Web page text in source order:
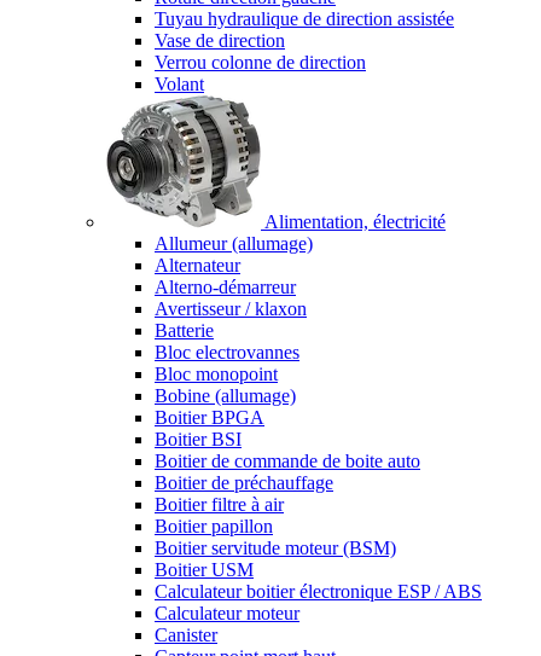
Tuyau hydraulique de direction assistée
Vase de direction
Verrou colonne de direction
Volant
Alimentation, électricité
Allumeur (allumage)
Alternateur
Alterno-démarreur
Avertisseur / klaxon
Batterie
Bloc electrovannes
Bloc monopoint
Bobine (allumage)
Boitier BPGA
Boitier BSI
Boitier de commande de boite auto
Boitier de préchauffage
Boitier filtre à air
Boitier papillon
Boitier servitude moteur (BSM)
Boitier USM
Calculateur boitier électronique ESP / ABS
Calculateur moteur
Canister